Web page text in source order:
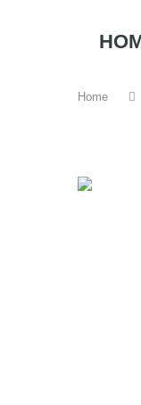
Home